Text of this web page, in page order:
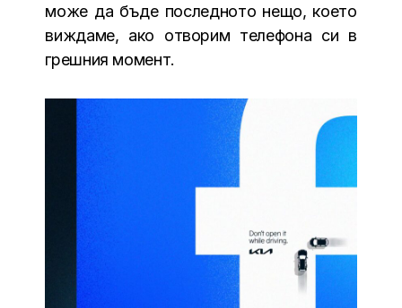
може да бъде последното нещо, което
виждаме, ако отворим телефона си в
грешния момент.